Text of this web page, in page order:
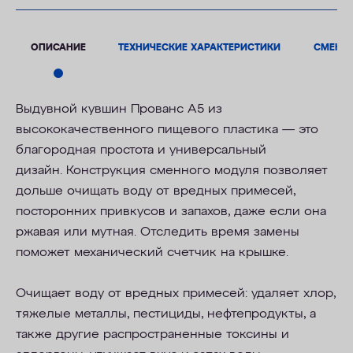
ОПИСАНИЕ ТЕХНИЧЕСКИЕ ХАРАКТЕРИСТИКИ
Выдувной кувшин Прованс А5 из
высококачественного пищевого пластика — это
благородная простота и универсальный
дизайн. Конструкция сменного модуля позволяет
дольше очищать воду от вредных примесей,
посторонних привкусов и запахов, даже если она
ржавая или мутная. Отследить время замены
поможет механический счетчик на крышке.
Очищает воду от вредных примесей: удаляет хлор,
тяжелые металлы, пестициды, нефтепродукты, а
также другие распространенные токсины и